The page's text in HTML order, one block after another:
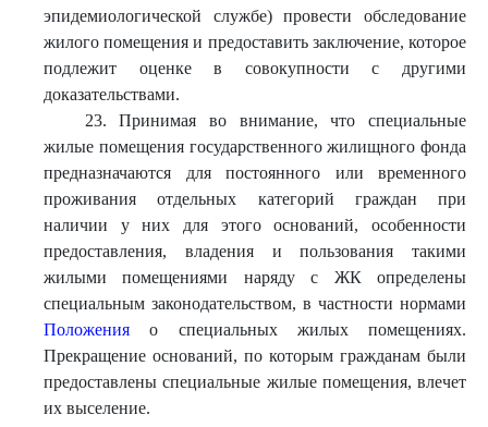
эпидемиологической службе) провести обследование
жилого помещения и предоставить заключение, которое
подлежит оценке в совокупности с другими
доказательствами.
23. Принимая во внимание, что специальные
жилые помещения государственного жилищного фонда
предназначаются для постоянного или временного
проживания отдельных категорий граждан при
наличии у них для этого оснований, особенности
предоставления, владения и пользования такими
жилыми помещениями наряду с ЖК определены
специальным законодательством, в частности нормами
Положения о специальных жилых помещениях.
Прекращение оснований, по которым гражданам были
предоставлены специальные жилые помещения, влечет
их выселение.